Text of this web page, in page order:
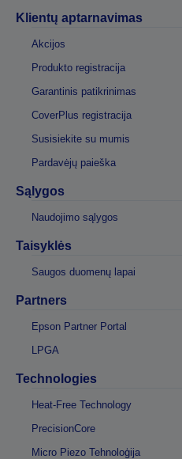
Klientų aptarnavimas
Akcijos
Produkto registracija
Garantinis patikrinimas
CoverPlus registracija
Susisiekite su mumis
Pardavėjų paieška
Sąlygos
Naudojimo sąlygos
Taisyklės
Saugos duomenų lapai
Partners
Epson Partner Portal
LPGA
Technologies
Heat-Free Technology
PrecisionCore
Micro Piezo Tehnoloģija